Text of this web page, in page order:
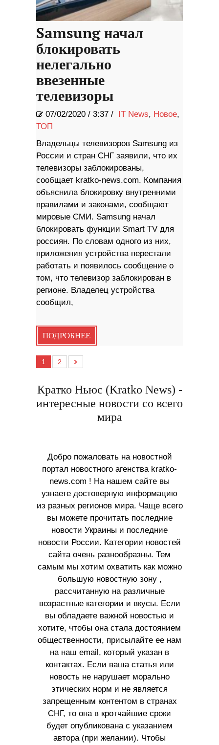
Samsung начал
блокировать
нелегально
ввезенные
телевизоры
07/02/2020 / 3:37 / IT News, Новое,
ТОП
Владельцы телевизоров Samsung из
России и стран СНГ заявили, что их
телевизоры заблокированы,
сообщает kratko-news.com. Компания
объяснила блокировку внутренними
правилами и законами, сообщают
мировые СМИ. Samsung начал
блокировать функции Smart TV для
россиян. По словам одного из них,
приложения устройства перестали
работать и появилось сообщение о
том, что телевизор заблокирован в
регионе. Владелец устройства
сообщил,
ПОДРОБНЕЕ
1 2
Кратко Ньюс (Kratko News) -
интересные новости со всего
мира
Добро пожаловать на новостной
портал новостного агенства kratko-
news.com ! На нашем сайте вы
узнаете достоверную информацию
из разных регионов мира. Чаще всего
вы можете прочитать последние
новости Украины и последние
новости России. Категории новостей
сайта очень разнообразны. Тем
самым мы хотим охватить как можно
большую новостную зону ,
рассчитанную на различные
возрастные категории и вкусы. Если
вы обладаете важной новостью и
хотите, чтобы она стала достоянием
общественности, присылайте ее нам
на наш email, который указан в
контактах. Если ваша статья или
новость не нарушает морально
этических норм и не является
запрещенным контентом в странах
СНГ, то она в кротчайшие сроки
будет опубликована с указанием
автора (при желании). Чтобы